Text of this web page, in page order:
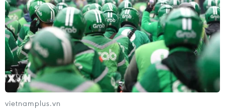
vietnamplus.vn